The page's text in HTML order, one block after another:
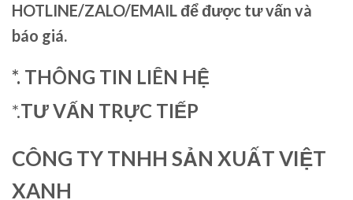
HOTLINE/ZALO/EMAIL để được tư vấn và
báo giá.
*. THÔNG TIN LIÊN HỆ
*.TƯ VẤN TRỰC TIẾP
CÔNG TY TNHH SẢN XUẤT VIỆT
XANH